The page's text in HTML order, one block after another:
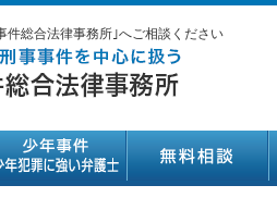
総合法律事務所｣へご相談ください